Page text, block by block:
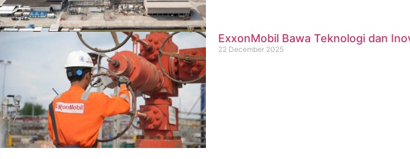
ExxonMobil Bawa Teknologi dan
22 December 2025